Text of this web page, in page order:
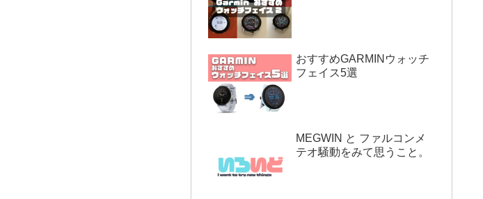
おすすめGARMINウォッチ
フェイス5選
MEGWIN と ファルコンメ
テオ騒動をみて思うこと。